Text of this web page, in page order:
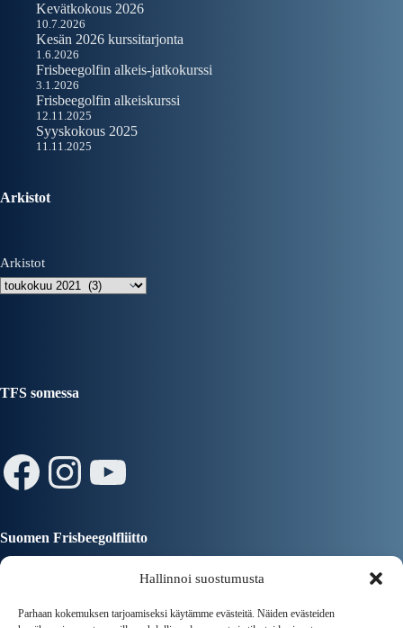
Hallinnoi suostumusta
Parhaan kokemuksen tarjoamiseksi käytämme evästeitä. Näiden evästeiden
Kevätkokous 2026
10.7.2026
Kesän 2026 kurssitarjonta
1.6.2026
Frisbeegolfin alkeis-jatkokurssi
3.1.2026
Frisbeegolfin alkeiskurssi
12.11.2025
Syyskokous 2025
11.11.2025
Arkistot
Arkistot
TFS somessa
Facebook
Instagram
YouTube
Suomen Frisbeegolfliitto